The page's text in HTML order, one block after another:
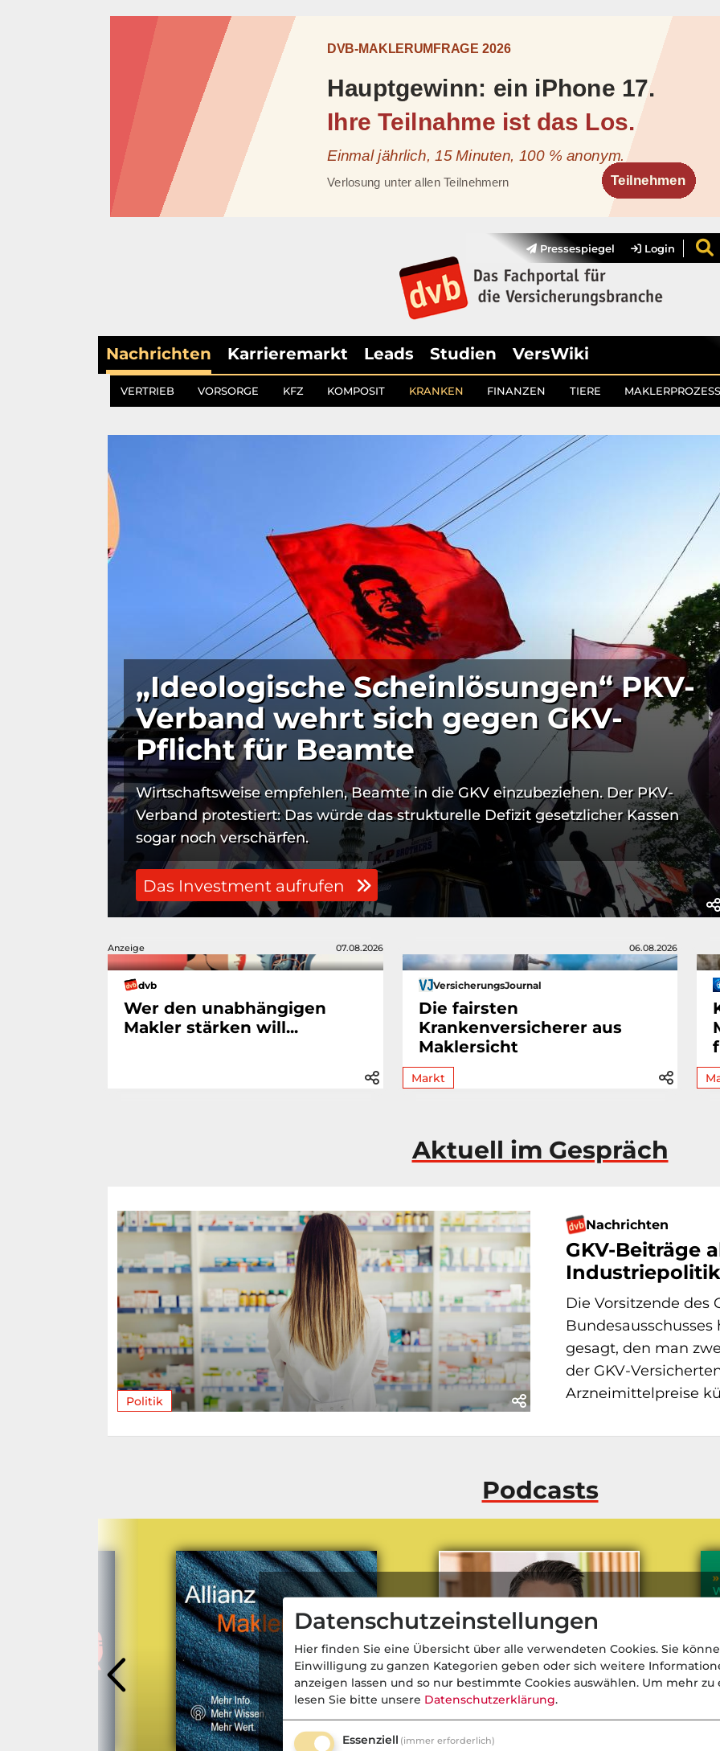
Pressespiegel Login
Nachrichten Karrieremarkt Leads Studien VersWiki
VERTRIEB VORSORGE KFZ KOMPOSIT KRANKEN FINANZEN TIERE
„Ideologische Scheinlösungen“ PKV-
Verband wehrt sich gegen GKV-
Pflicht für Beamte
Wirtschaftsweise empfehlen, Beamte in die GKV einzubeziehen. Der PKV-
Verband protestiert: Das würde das strukturelle Defizit gesetzlicher Kassen
sogar noch verschärfen.
Das Investment aufrufen
Anzeige 07.08.2026
dvb
Wer den unabhängigen
Makler stärken will...
06.08.2026
VersicherungsJournal
Die fairsten
Krankenversicherer aus
Maklersicht
Markt
Aktuell im Gespräch
Politik
Nachrichten
GKV-Beiträge
Industriepolitik
Die Vorsitzende des
gesagt, den man
der GKV-
Arzneimittelpreise
Podcasts
Datenschutzeinstellungen
Hier finden Sie eine Übersicht über alle verwendeten Cookies. Sie
Einwilligung zu ganzen Kategorien geben oder sich weitere
anzeigen lassen und so nur bestimmte Cookies auswählen. Um mehr zu
lesen Sie bitte unsere Datenschutzerklärung.
Essenziell (immer erforderlich)